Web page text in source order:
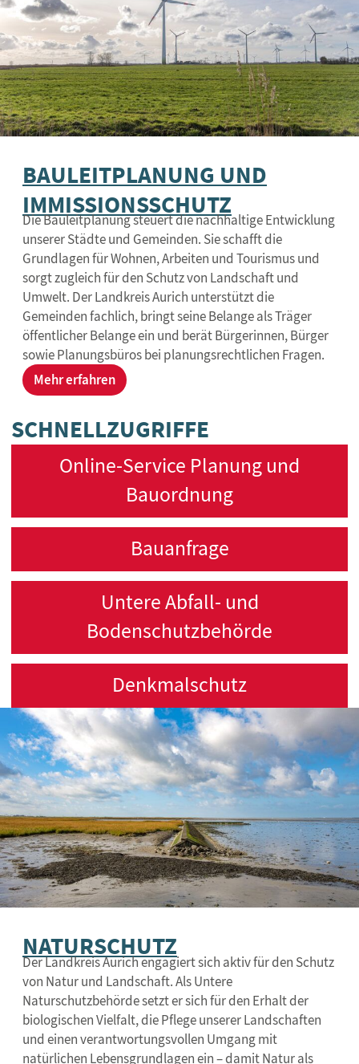
BAULEITPLANUNG UND
IMMISSIONSSCHUTZ
Die Bauleitplanung steuert die nachhaltige Entwicklung
unserer Städte und Gemeinden. Sie schafft die
Grundlagen für Wohnen, Arbeiten und Tourismus und
sorgt zugleich für den Schutz von Landschaft und
Umwelt. Der Landkreis Aurich unterstützt die
Gemeinden fachlich, bringt seine Belange als Träger
öffentlicher Belange ein und berät Bürgerinnen, Bürger
sowie Planungsbüros bei planungsrechtlichen Fragen.
Mehr erfahren
SCHNELLZUGRIFFE
Online-Service Planung und
Bauordnung
Bauanfrage
Untere Abfall- und
Bodenschutzbehörde
Denkmalschutz
NATURSCHUTZ
Der Landkreis Aurich engagiert sich aktiv für den Schutz
von Natur und Landschaft. Als Untere
Naturschutzbehörde setzt er sich für den Erhalt der
biologischen Vielfalt, die Pflege unserer Landschaften
und einen verantwortungsvollen Umgang mit
natürlichen Lebensgrundlagen ein – damit Natur als